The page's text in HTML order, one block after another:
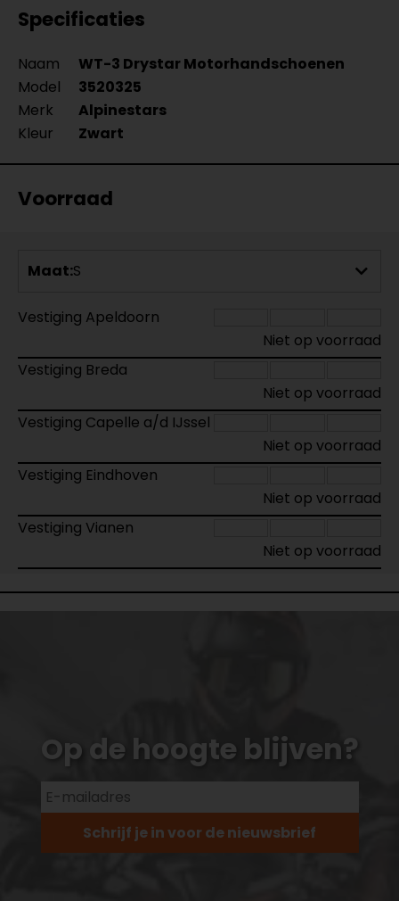
Specificaties
Naam
WT-3 Drystar Motorhandschoenen
Model
3520325
Merk
Alpinestars
Kleur
Zwart
Voorraad
Maat:S
Vestiging Apeldoorn
Niet op voorraad
Vestiging Breda
Niet op voorraad
Vestiging Capelle a/d IJssel
Niet op voorraad
Vestiging Eindhoven
Niet op voorraad
Vestiging Vianen
Niet op voorraad
Op de hoogte blijven?
Schrijf je in voor de nieuwsbrief